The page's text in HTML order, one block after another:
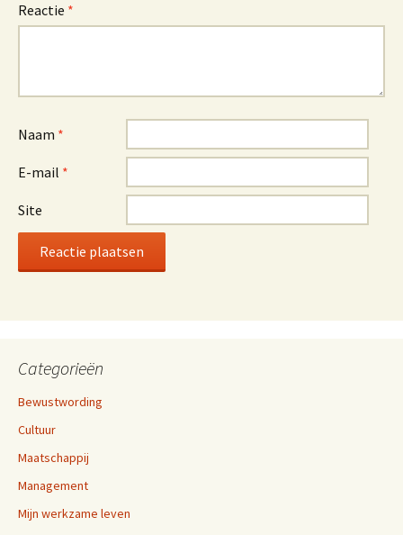
Reactie *
Naam *
E-mail *
Site
Categorieën
Bewustwording
Cultuur
Maatschappij
Management
Mijn werkzame leven